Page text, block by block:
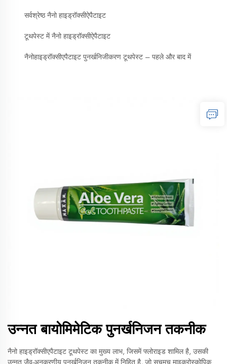
सर्वश्रेष्ठ नैनो हाइड्रॉक्सीऐपैटाइट
टूथपेस्ट में नैनो हाइड्रॉक्सीऐपैटाइट
नैनोहाइड्रॉक्सीएपैटाइट पुनर्खनिजीकरण टूथपेस्ट – पहले और बाद में
उन्नत बायोमिमेटिक पुनर्खनिजन तकनीक
नैनो हाइड्रॉक्सीएपैटाइट टूथपेस्ट का मुख्य लाभ, जिसमें फ्लोराइड शामिल है, उसकी
उन्नत जैव-अनुकरणीय पुनर्खनिजन तकनीक में निहित है, जो सचमुच माइक्रोस्कोपिक